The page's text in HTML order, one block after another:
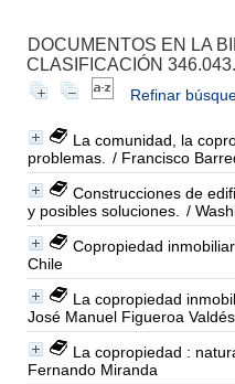
DOCUMENTOS EN LA
CLASIFICACIÓN
Refinar
La comunidad, la
problemas.
/ Francisco
Construcciones de
y posibles soluciones.
/
Copropiedad
Chile
La copropiedad
José Manuel Figueroa Valdés
La copropiedad :
Fernando Miranda